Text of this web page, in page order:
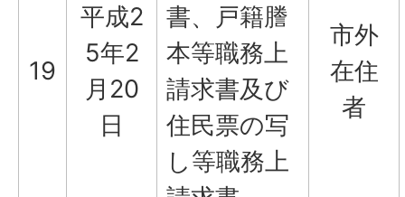
19
平成2
5年2
月20
日
書、戸籍謄
本等職務上
請求書及び
住民票の写
し等職務上
市外
在住
者